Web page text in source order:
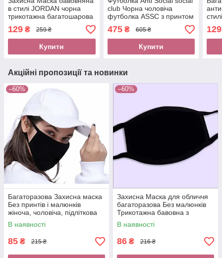
в стилі JORDAN чорна
трикотажна багатошарова
маска Джордан
129 ₴ 259 ₴
Купити
club Чорна чоловіча
футболка ASSC з принтом
AntiSocialSocialClub
Paranoid Бирка
475₴ 605 ₴
Купити
129
Акційні пропозиції та новинки
–60%
Багаторазова Захисна маска
Без принтів і малюнків
жіноча, чоловіча, підліткова
на резинках
В наявності
85 ₴ 215 ₴
–60%
Захисна Маска для обличчя
багаторазова Без малюнків
Трикотажна бавовна з
резинками без логотипу
В наявності
86 ₴ 216 ₴